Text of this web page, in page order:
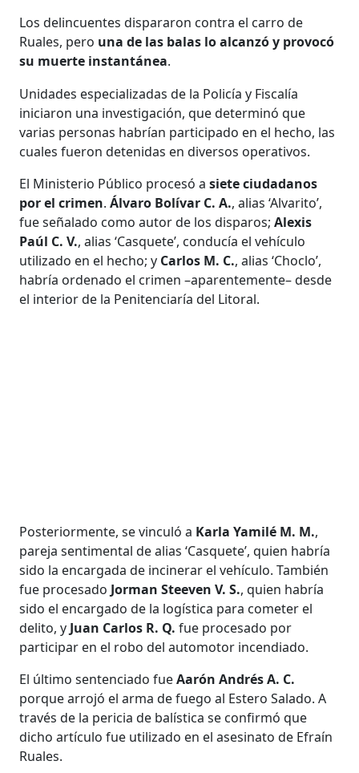
Los delincuentes dispararon contra el carro de
Ruales, pero una de las balas lo alcanzó y provocó
su muerte instantánea.
Unidades especializadas de la Policía y Fiscalía
iniciaron una investigación, que determinó que
varias personas habrían participado en el hecho, las
cuales fueron detenidas en diversos operativos.
El Ministerio Público procesó asiete ciudadanos
por el crimen.Álvaro Bolívar C. A., alias ‘Alvarito’,
fue señalado como autor de los disparos;Alexis
Paúl C. V., alias ‘Casquete’, conducía el vehículo
utilizado en el hecho; y Carlos M. C., alias ‘Choclo’,
habría ordenado el crimen –aparentemente– desde
el interior de la Penitenciaría del Litoral.
Posteriormente, se vinculó a Karla Yamilé M. M.,
pareja sentimental de alias ‘Casquete’, quien habría
sido la encargada de incinerar el vehículo. También
fue procesado Jorman Steeven V. S., quien habría
sido el encargado de la logística para cometer el
delito, y Juan Carlos R. Q. fue procesado por
participar en el robo del automotor incendiado.
El último sentenciado fueAarón Andrés A. C.
porque arrojó el arma de fuego al Estero Salado. A
través de la pericia de balística se confirmó que
dicho artículo fue utilizado en el asesinato de Efraín
Ruales.